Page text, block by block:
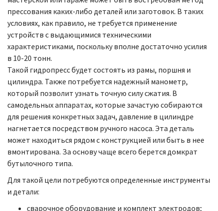
прессования каких-либо деталей или заготовок. В таких
условиях, как правило, не требуется применение
устройств с выдающимися техническими
характеристиками, поскольку вполне достаточно усилия
в 10-20 тонн.
Такой гидропресс будет состоять из рамы, поршня и
цилиндра. Также потребуется надежный манометр,
который позволит узнать точную силу сжатия. В
самодельных аппаратах, которые зачастую собираются
для решения конкретных задач, давление в цилиндре
нагнетается посредством ручного насоса. Эта деталь
может находиться рядом с конструкцией или быть в нее
вмонтирована. За основу чаще всего берется домкрат
бутылочного типа.
Для такой цели потребуются определенные инструменты
и детали:
сварочное оборудование и комплект электродов;